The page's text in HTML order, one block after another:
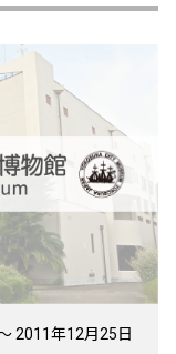
カ製銕所」の刻印
国産「赤れんが」
ーツが、横須賀市の
にある事が最新の
た。 ・「さわれ
プリカ」(横須賀
建設中に発見され
ウマン博士によっ
ゾウ」と名付けら
で発見された化石
。 ・メートル法と
れる303ｍｍ単位
2011年12月25日